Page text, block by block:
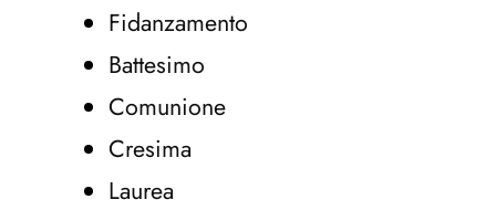
Fidanzamento
Battesimo
Comunione
Cresima
Laurea